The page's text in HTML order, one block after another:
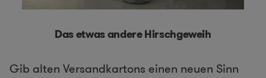
Das etwas andere Hirschgeweih
Gib alten Versandkartons einen neuen Sinn